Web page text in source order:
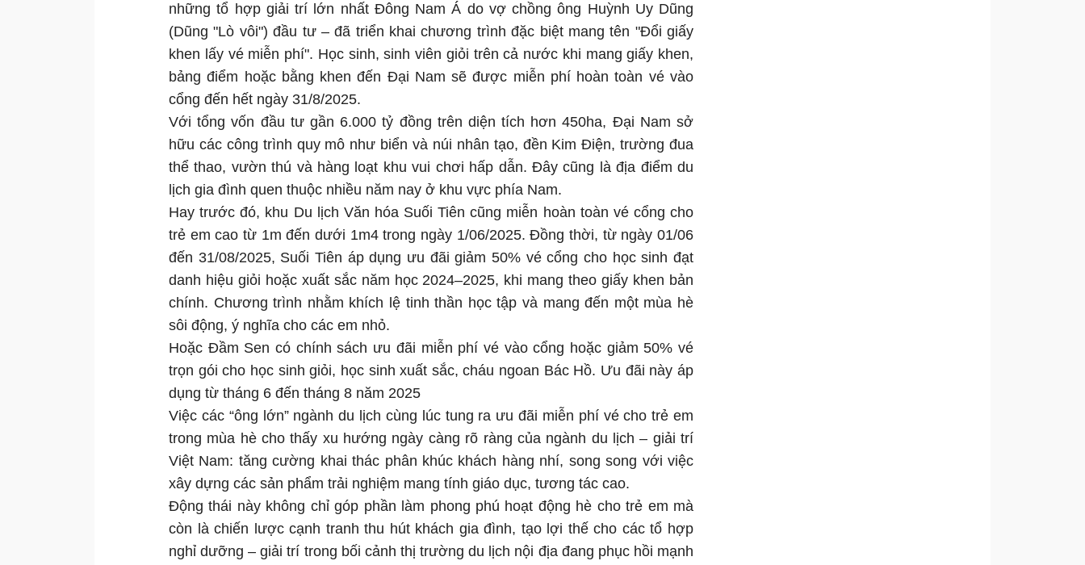
những tổ hợp giải trí lớn nhất Đông Nam Á do vợ chồng ông Huỳnh Uy Dũng
(Dũng "Lò vôi") đầu tư – đã triển khai chương trình đặc biệt mang tên "Đổi giấy
khen lấy vé miễn phí". Học sinh, sinh viên giỏi trên cả nước khi mang giấy khen,
bảng điểm hoặc bằng khen đến Đại Nam sẽ được miễn phí hoàn toàn vé vào
cổng đến hết ngày 31/8/2025.
Với tổng vốn đầu tư gần 6.000 tỷ đồng trên diện tích hơn 450ha, Đại Nam sở
hữu các công trình quy mô như biển và núi nhân tạo, đền Kim Điện, trường đua
thể thao, vườn thú và hàng loạt khu vui chơi hấp dẫn. Đây cũng là địa điểm du
lịch gia đình quen thuộc nhiều năm nay ở khu vực phía Nam.
Hay trước đó, khu Du lịch Văn hóa Suối Tiên cũng miễn hoàn toàn vé cổng cho
trẻ em cao từ 1m đến dưới 1m4 trong ngày 1/06/2025. Đồng thời, từ ngày 01/06
đến 31/08/2025, Suối Tiên áp dụng ưu đãi giảm 50% vé cổng cho học sinh đạt
danh hiệu giỏi hoặc xuất sắc năm học 2024–2025, khi mang theo giấy khen bản
chính. Chương trình nhằm khích lệ tinh thần học tập và mang đến một mùa hè
sôi động, ý nghĩa cho các em nhỏ.
Hoặc Đầm Sen có chính sách ưu đãi miễn phí vé vào cổng hoặc giảm 50% vé
trọn gói cho học sinh giỏi, học sinh xuất sắc, cháu ngoan Bác Hồ. Ưu đãi này áp
dụng từ tháng 6 đến tháng 8 năm 2025
Việc các “ông lớn” ngành du lịch cùng lúc tung ra ưu đãi miễn phí vé cho trẻ em
trong mùa hè cho thấy xu hướng ngày càng rõ ràng của ngành du lịch – giải trí
Việt Nam: tăng cường khai thác phân khúc khách hàng nhí, song song với việc
xây dựng các sản phẩm trải nghiệm mang tính giáo dục, tương tác cao.
Động thái này không chỉ góp phần làm phong phú hoạt động hè cho trẻ em mà
còn là chiến lược cạnh tranh thu hút khách gia đình, tạo lợi thế cho các tổ hợp
nghỉ dưỡng – giải trí trong bối cảnh thị trường du lịch nội địa đang phục hồi mạnh